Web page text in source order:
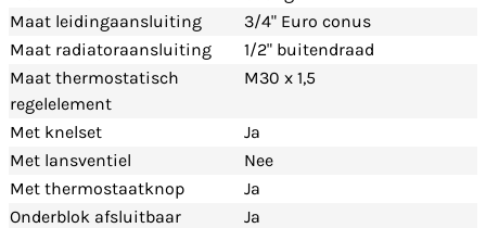
Maat leidingaansluiting
3/4" Euro conus
Maat radiatoraansluiting
1/2" buitendraad
Maat thermostatisch
regelelement
M30 x 1,5
Met knelset
Ja
Met lansventiel
Nee
Met thermostaatknop
Ja
Onderblok afsluitbaar
Ja